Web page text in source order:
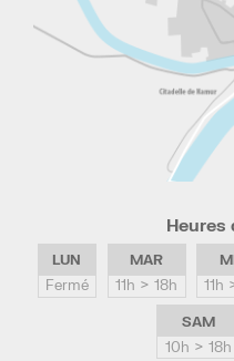
Heures
LUN
Fermé
MAR
11h > 18h
11h
SAM
10h > 18h